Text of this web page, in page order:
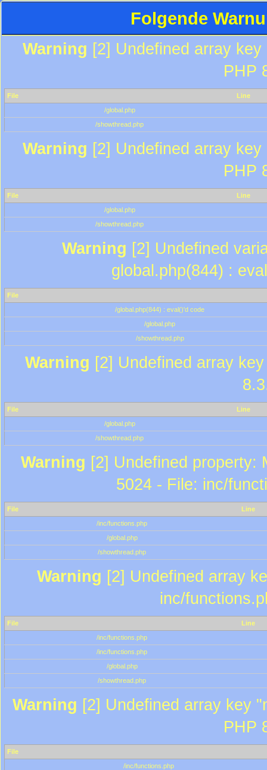
Folgende
Warning [2] Undefined array
PHP
File
Line
/global.php
/showthread.php
Warning [2] Undefined array
PHP
File
Line
/global.php
/showthread.php
Warning [2] Undefined
global.php(844) :
File
/global.php(844) : eval()'d code
/global.php
/showthread.php
Warning [2] Undefined array
File
Line
/global.php
/showthread.php
Warning [2] Undefined property:
5024 - File: inc/
File
Line
/inc/functions.php
/global.php
/showthread.php
Warning [2] Undefined array
inc/
File
Line
/inc/functions.php
/inc/functions.php
/global.php
/showthread.php
Warning [2] Undefined array key
PHP
File
/inc/functions.php